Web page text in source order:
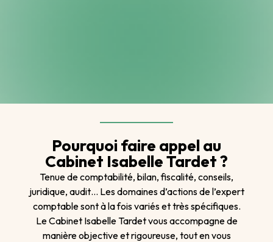
Pourquoi faire appel au
Cabinet Isabelle Tardet ?
Tenue de comptabilité, bilan, fiscalité, conseils,
juridique, audit… Les domaines d’actions de l’expert
comptable sont à la fois variés et très spécifiques.
Le Cabinet Isabelle Tardet vous accompagne de
manière objective et rigoureuse, tout en vous